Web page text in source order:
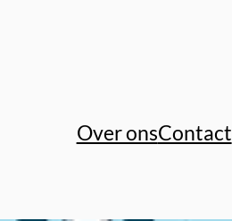
Over onsContact